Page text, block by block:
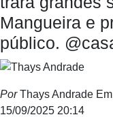
Mangueira e
público.
PorThays Andrade
15/09/2025 20:14